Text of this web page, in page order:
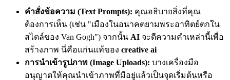
คำสั่งข้อความ (Text Prompts): คุณอธิบายสิ่งที่คุณ
ต้องการเห็น (เช่น "เมืองในอนาคตยามพระอาทิตย์ตกใน
สไตล์ของ Van Gogh") จากนั้น AI จะตีความคำเหล่านี้เพื่อ
สร้างภาพ นี่คือแก่นแท้ของ creative ai
การนำเข้ารูปภาพ (Image Uploads): บางเครื่องมือ
อนุญาตให้คุณนำเข้าภาพที่มีอยู่แล้วเป็นจุดเริ่มต้นหรือ